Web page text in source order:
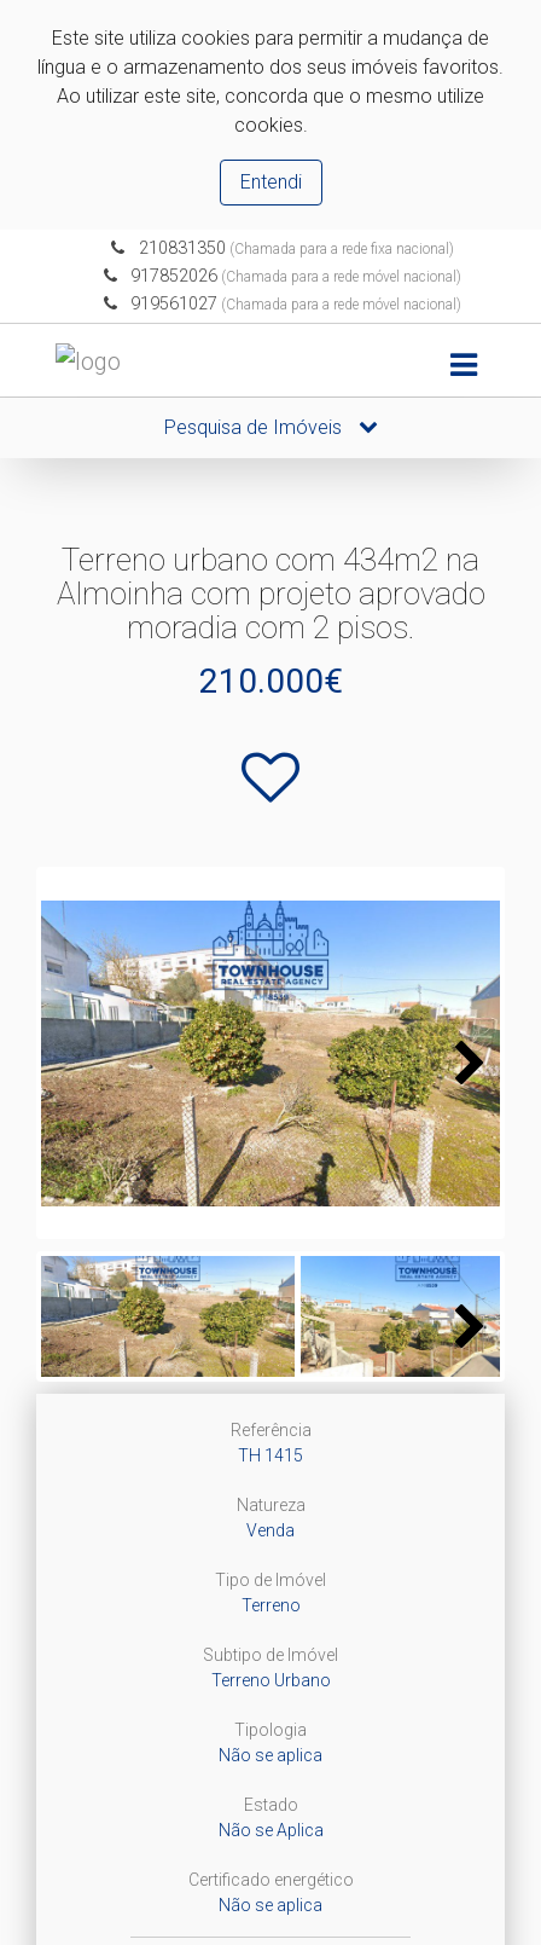
Este site utiliza cookies para permitir a mudança de
língua e o armazenamento dos seus imóveis favoritos.
Ao utilizar este site, concorda que o mesmo utilize
cookies.
Entendi
210831350 (Chamada para a rede fixa nacional)
917852026 (Chamada para a rede móvel nacional)
919561027 (Chamada para a rede móvel nacional)
Pesquisa de Imóveis
Terreno urbano com 434m2 na
Almoinha com projeto aprovado
moradia com 2 pisos.
210.000€
Next
Next
Referência
TH 1415
Natureza
Venda
Tipo de Imóvel
Terreno
Subtipo de Imóvel
Terreno Urbano
Tipologia
Não se aplica
Estado
Não se Aplica
Certificado energético
Não se aplica